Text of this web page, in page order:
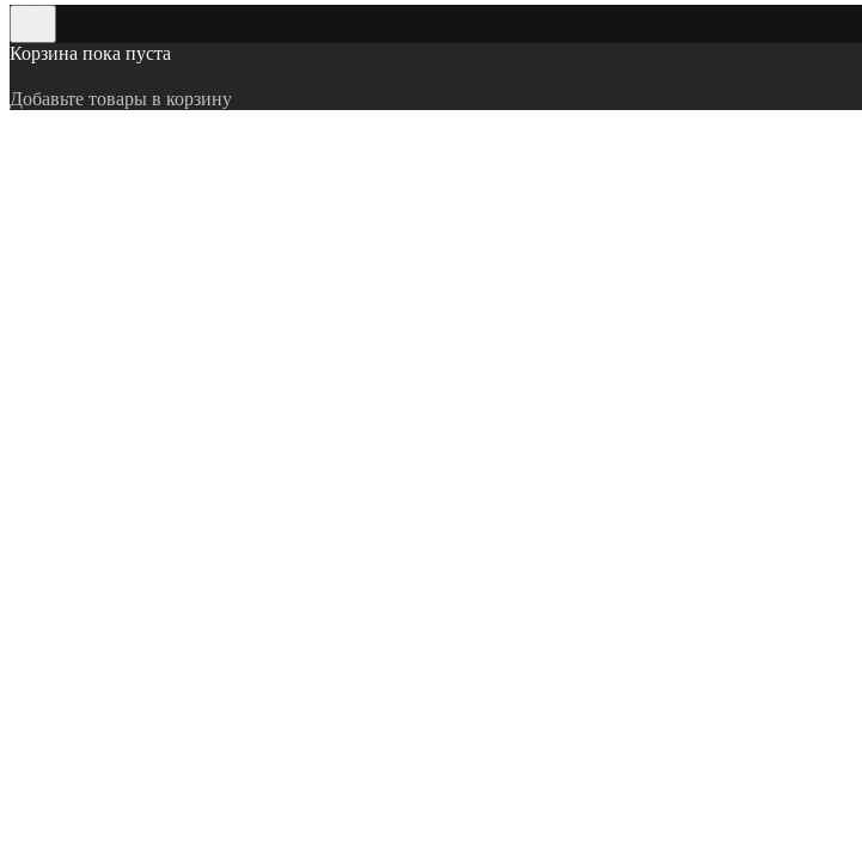
Корзина пока пуста
Добавьте товары в корзину